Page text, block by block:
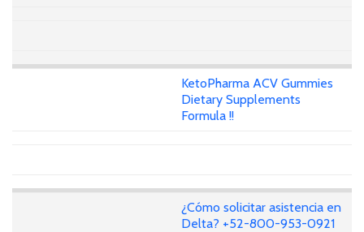
KetoPharma ACV Gummies
Dietary Supplements
Formula !!
¿Cómo solicitar asistencia en
Delta? +52-800-953-0921